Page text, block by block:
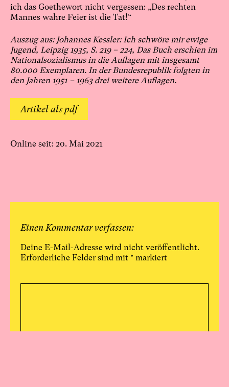
ich das Goethewort nicht vergessen: „Des rechten
Mannes wahre Feier ist die Tat!“
Auszug aus: Johannes Kessler: Ich schwöre mir ewige
Jugend, Leipzig 1935, S. 219 – 224, Das Buch erschien im
Nationalsozialismus in die Auflagen mit insgesamt
80.000 Exemplaren. In der Bundesrepublik folgten in
den Jahren 1951 – 1963 drei weitere Auflagen.
Artikel als pdf
Online seit: 20. Mai 2021
Einen Kommentar verfassen:
Deine E-Mail-Adresse wird nicht veröffentlicht.
Erforderliche Felder sind mit * markiert